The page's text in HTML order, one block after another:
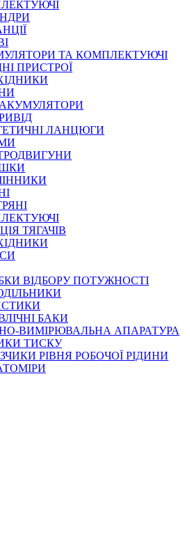
ТА КОМПЛЕКТУЮЧІ
ПРИСТРОЇ
ЛАНЦЮГИ
ТЯГАЧІВ
ВІДБОРУ ПОТУЖНОСТІ
БАКИ
ВИМІРЮВАЛЬНА АПАРАТУРА
ТИСКУ
РІВНЯ РОБОЧОЇ РІДИНИ